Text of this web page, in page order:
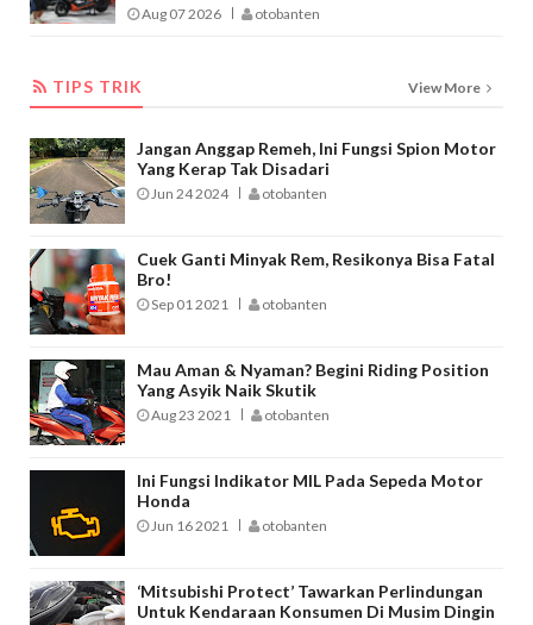
Aug 07 2026 otobanten
TIPS TRIK View More
Jangan Anggap Remeh, Ini Fungsi Spion Motor
Yang Kerap Tak Disadari
Jun 24 2024 otobanten
Cuek Ganti Minyak Rem, Resikonya Bisa Fatal
Bro!
Sep 01 2021 otobanten
Mau Aman & Nyaman? Begini Riding Position
Yang Asyik Naik Skutik
Aug 23 2021 otobanten
Ini Fungsi Indikator MIL Pada Sepeda Motor
Honda
Jun 16 2021 otobanten
‘Mitsubishi Protect’ Tawarkan Perlindungan
Untuk Kendaraan Konsumen Di Musim Dingin